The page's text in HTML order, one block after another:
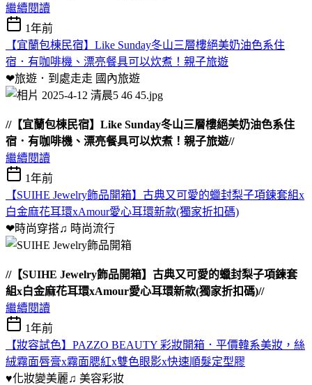
繼續閱讀
1年前
【宜蘭包棟民宿】Like Sunday冬山三層樓絕美奶油色系住
宿．有咖啡機、漂亮餐具可以炊煮！親子旅遊
❤旅遊．到處走走 國內旅遊
//【宜蘭包棟民宿】Like Sunday冬山三層樓絕美奶油色系住
宿．有咖啡機、漂亮餐具可以炊煮！親子旅遊//
繼續閱讀
1年前
【SUIHE Jewelry飾品開箱】古典又可愛的蠟封梨子項鍊套組x
白金麻花耳環xAmour愛心耳環新款(獨家折扣碼)
❤時尚穿搭♫ 時尚流行
//【SUIHE Jewelry飾品開箱】古典又可愛的蠟封梨子項鍊套
組x白金麻花耳環xAmour愛心耳環新款(獨家折扣碼)//
繼續閱讀
1年前
【妝容試色】PAZZO BEAUTY 彩妝開箱．平價韓系美妝，絲
絨霧面唇膏x霧面腮紅x雙色眼影x快速順髮定型膠
♥化妝變美麗♫ 美容彩妝